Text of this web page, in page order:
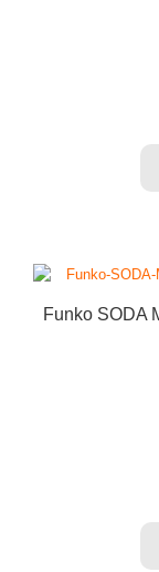
Funko SODA